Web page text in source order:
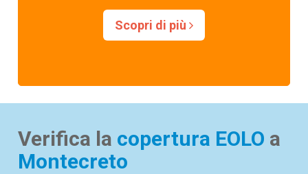
Scopri di più
Verifica la copertura EOLO a
Montecreto